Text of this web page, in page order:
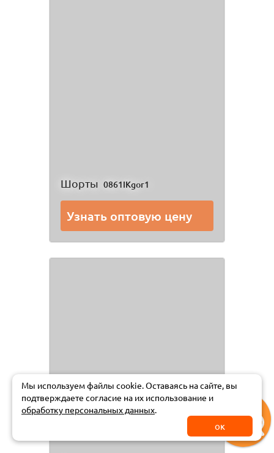
Шорты 0861IKgor1
Узнать оптовую цену
Мы используем файлы cookie. Оставаясь на сайте, вы
подтверждаете согласие на их использование и
обработку персональных данных
ок